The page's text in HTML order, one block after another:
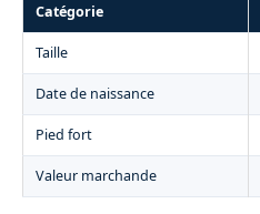
Catégorie
Taille
Date de naissance
Pied fort
Valeur marchande